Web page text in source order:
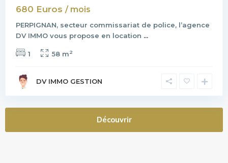
680 Euros/ mois
PERPIGNAN, secteur commissariat de police, l’agence
DV IMMO vous propose en location ...
1 58 m2
DV IMMO GESTION
Découvrir